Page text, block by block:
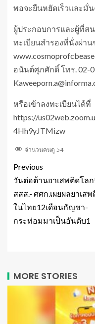
พอจะยืนหยัดเร็วและมั่
ผู้ประกอบการและผู้ที่ส
ทะเบียนสำรองที่นั่งผ่า
อนันต์ศุภศักดิ์ โทร. 02-
หรือเข้าลงทะเบียนได้ที่
https://
4Hh9yJTMizw
จำนวนคนดู 54
Previous
วันต่อต้านยาเสพติดโล
สสส.- ศศก.เผยผลยาเส
ในไทย12เดือนกัญชา-
กระท่อมมาเป็นอันดับ1
MORE STORIES